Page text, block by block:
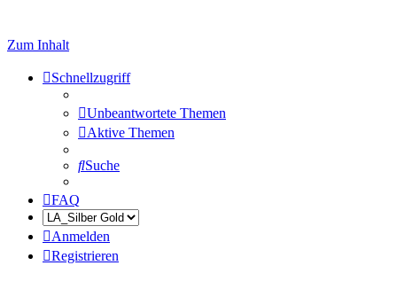
Zum Inhalt
Schnellzugriff
Unbeantwortete Themen
Aktive Themen
Suche
FAQ
Anmelden
Registrieren